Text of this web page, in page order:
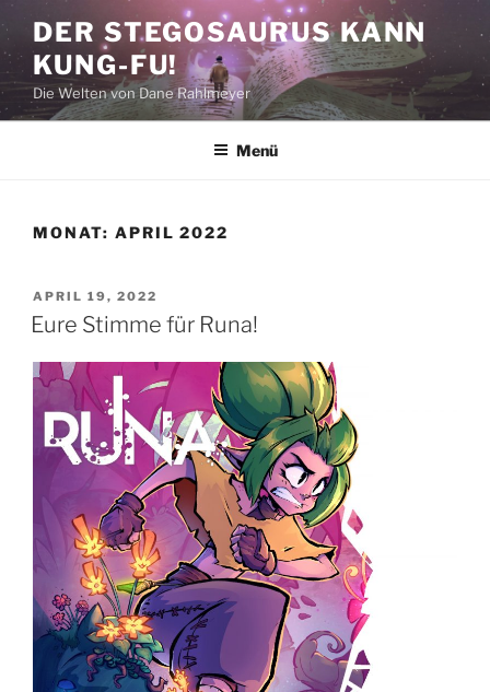
Zum
Inhalt
springen
DER STEGOSAURUS KANN
KUNG-FU!
Die Welten von Dane Rahlmeyer
Menü
MONAT: APRIL 2022
VERÖFFENTLICHT
AM
APRIL 19, 2022
Eure Stimme für Runa!